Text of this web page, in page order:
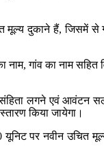
दुकाने हैं, जिसमें से
गांव का नाम सहित
लगने एवं आवंटन
किया जायेगा।
यूनिट पर नवीन उचित